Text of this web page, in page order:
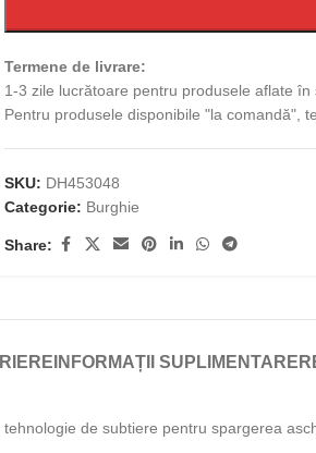
Termene de livrare:
1-3 zile lucrătoare pentru produsele aflate în
Pentru produsele disponibile "la comandă",
SKU: DH453048
Categorie: Burghie
Share:
INFORMAȚII SUPLIMENTARE
de subtiere pentru spargerea